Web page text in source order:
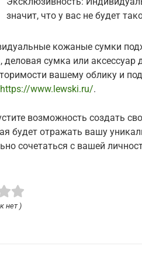
значит, что у вас не будет
кожаные сумки
деловая сумка или
вашему облику и
https://www.lewski.ru/.
возможность создать
будет отражать вашу
сочетаться с вашей
нет )